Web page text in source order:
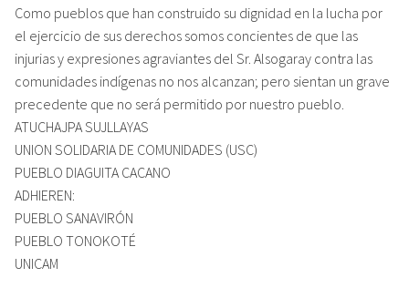
Como pueblos que han construido su dignidad en la lucha por
el ejercicio de sus derechos somos concientes de que las
injurias y expresiones agraviantes del Sr. Alsogaray contra las
comunidades indígenas no nos alcanzan; pero sientan un grave
precedente que no será permitido por nuestro pueblo.
ATUCHAJPA SUJLLAYAS
UNION SOLIDARIA DE COMUNIDADES (USC)
PUEBLO DIAGUITA CACANO
ADHIEREN:
PUEBLO SANAVIRÓN
PUEBLO TONOKOTÉ
UNICAM